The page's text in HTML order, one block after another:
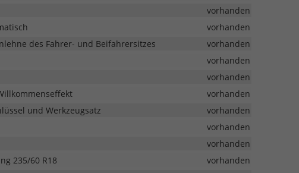
vorhanden
vorhanden
des Fahrer- und Beifahrersitzes
vorhanden
vorhanden
vorhanden
vorhanden
und Werkzeugsatz
vorhanden
vorhanden
vorhanden
235/60 R18
vorhanden